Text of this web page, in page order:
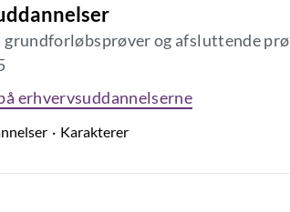
grundforløbsprøver og afsluttende
erhvervsuddannelserne
Karakterer